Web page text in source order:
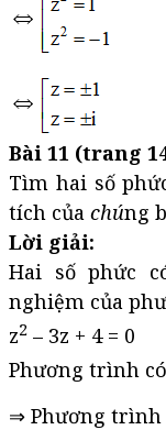
Bài 11 (trang
Tìm hai số
tích của chúng
Lời giải:
Hai số phức
nghiệm của
z2 – 3z + 4 = 0
Phương trình
⇒ Phương trình